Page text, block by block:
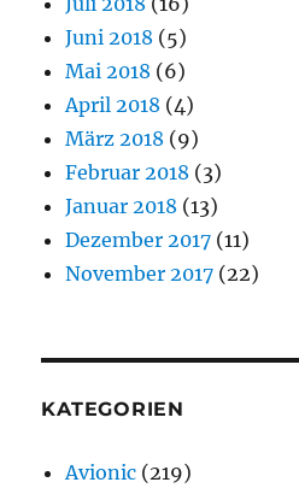
Juni 2018 (5)
Mai 2018 (6)
April 2018 (4)
März 2018 (9)
Februar 2018 (3)
Januar 2018 (13)
Dezember 2017 (11)
November 2017 (22)
KATEGORIEN
Avionic (219)